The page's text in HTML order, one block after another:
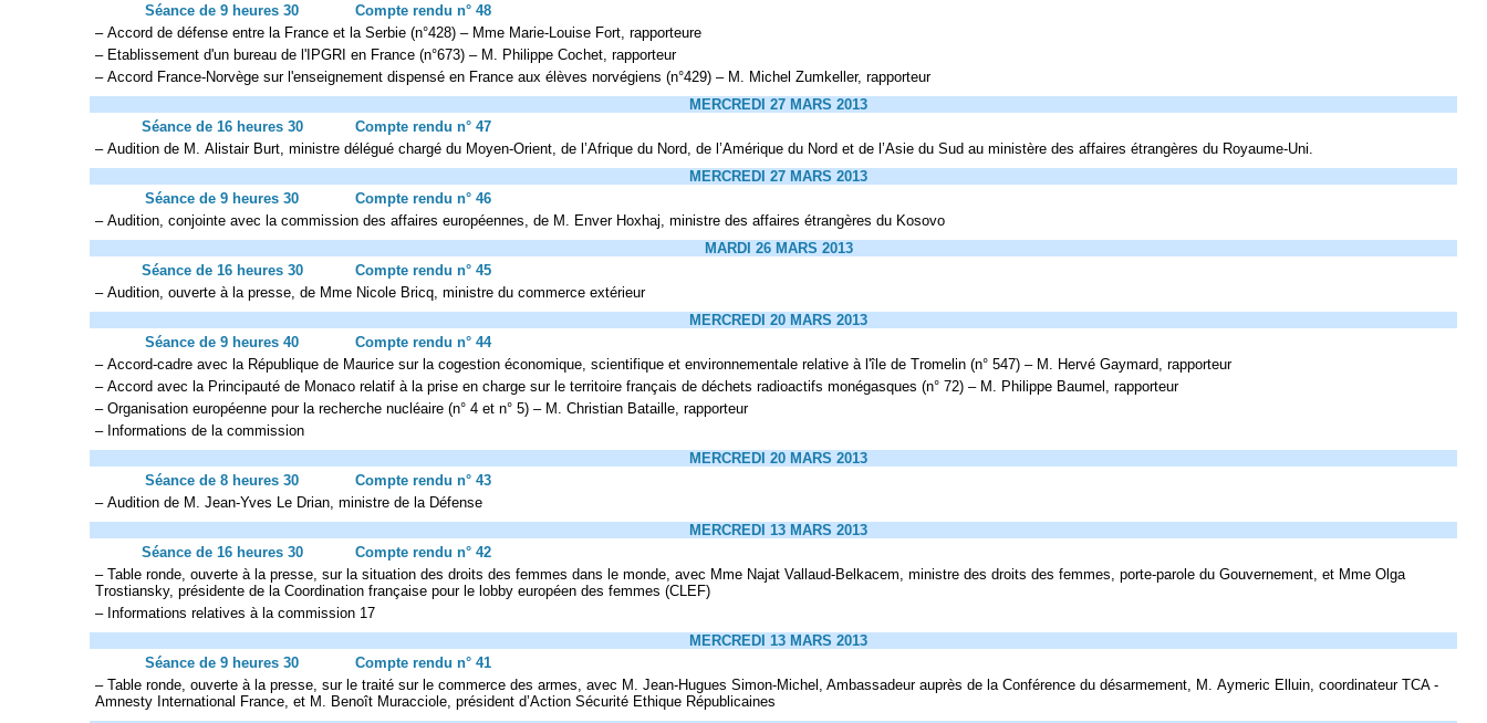
Séance de 9 heures 30
Compte rendu n° 48
– Accord de défense entre la France et la Serbie (n°428) – Mme Marie-Louise Fort, rapporteure
– Etablissement d'un bureau de l'IPGRI en France (n°673) – M. Philippe Cochet, rapporteur
– Accord France-Norvège sur l'enseignement dispensé en France aux élèves norvégiens (n°429) – M. Michel Zumkeller, rapporteur
MERCREDI 27 MARS 2013
Séance de 16 heures 30
Compte rendu n° 47
– Audition de M. Alistair Burt, ministre délégué chargé du Moyen-Orient, de l’Afrique du Nord, de l’Amérique du Nord et de l’Asie du Sud au ministère des affaires étrangères du Royaume-Uni.
MERCREDI 27 MARS 2013
Séance de 9 heures 30
Compte rendu n° 46
– Audition, conjointe avec la commission des affaires européennes, de M. Enver Hoxhaj, ministre des affaires étrangères du Kosovo
MARDI 26 MARS 2013
Séance de 16 heures 30
Compte rendu n° 45
– Audition, ouverte à la presse, de Mme Nicole Bricq, ministre du commerce extérieur
MERCREDI 20 MARS 2013
Séance de 9 heures 40
Compte rendu n° 44
– Accord-cadre avec la République de Maurice sur la cogestion économique, scientifique et environnementale relative à l'île de Tromelin (n° 547) – M. Hervé Gaymard, rapporteur
– Accord avec la Principauté de Monaco relatif à la prise en charge sur le territoire français de déchets radioactifs monégasques (n° 72) – M. Philippe Baumel, rapporteur
– Organisation européenne pour la recherche nucléaire (n° 4 et n° 5) – M. Christian Bataille, rapporteur
– Informations de la commission
MERCREDI 20 MARS 2013
Séance de 8 heures 30
Compte rendu n° 43
– Audition de M. Jean-Yves Le Drian, ministre de la Défense
MERCREDI 13 MARS 2013
Séance de 16 heures 30
Compte rendu n° 42
– Table ronde, ouverte à la presse, sur la situation des droits des femmes dans le monde, avec Mme Najat Vallaud-Belkacem, ministre des droits des femmes, porte-parole du Gouvernement, et Mme Olga
Trostiansky, présidente de la Coordination française pour le lobby européen des femmes (CLEF)
– Informations relatives à la commission 17
MERCREDI 13 MARS 2013
Séance de 9 heures 30
Compte rendu n° 41
– Table ronde, ouverte à la presse, sur le traité sur le commerce des armes, avec M. Jean-Hugues Simon-Michel, Ambassadeur auprès de la Conférence du désarmement, M. Aymeric Elluin, coordinateur TCA -
Amnesty International France, et M. Benoît Muracciole, président d’Action Sécurité Ethique Républicaines